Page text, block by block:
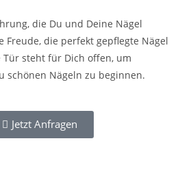
die Du und Deine Nägel
Freude, die perfekt gepflegte Nägel
steht für Dich offen, um
schönen Nägeln zu beginnen.
Jetzt Anfragen